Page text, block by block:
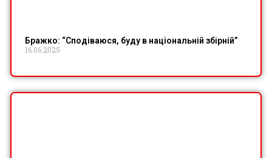
Бражко: “Сподіваюся, буду в національній збірній”
16.06.2025